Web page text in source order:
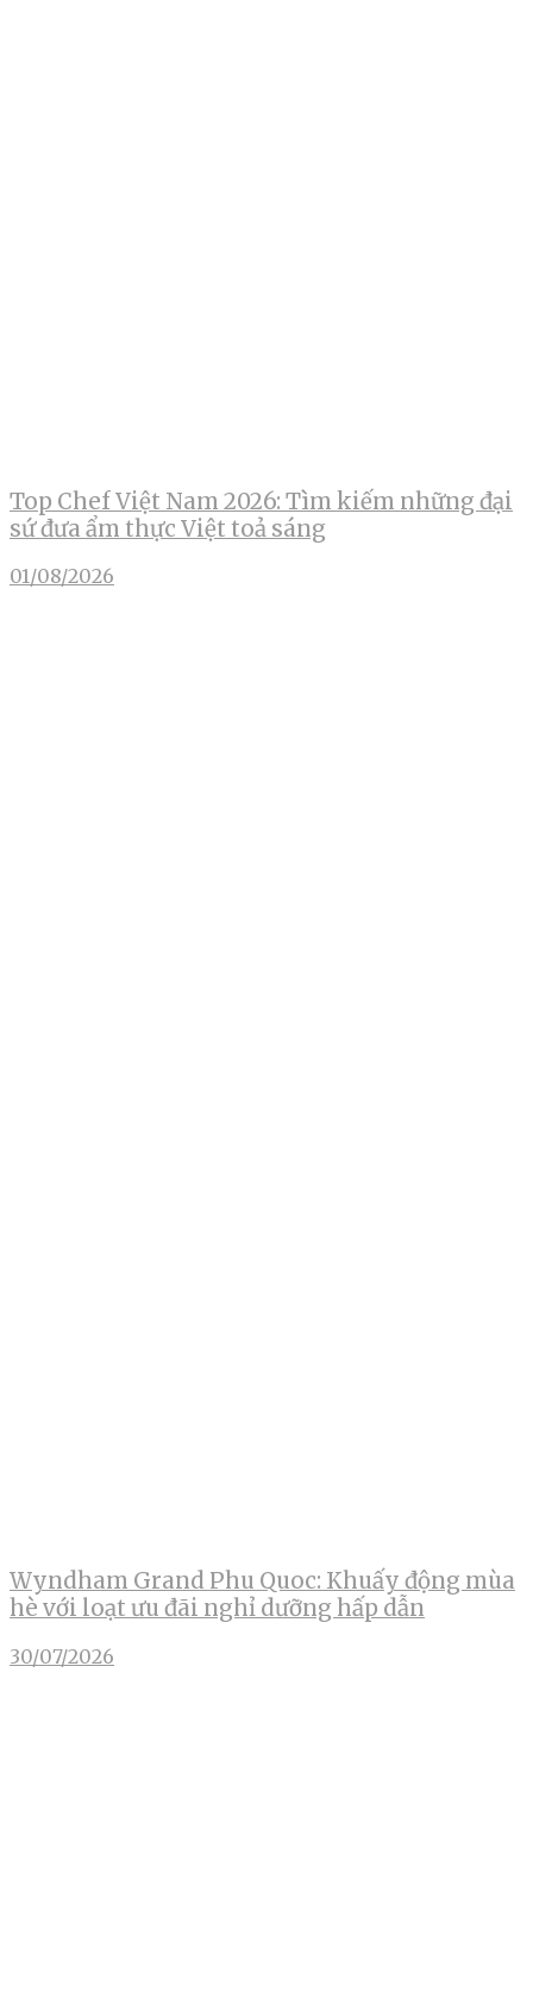
Top Chef Việt Nam 2026: Tìm kiếm những đại
sứ đưa ẩm thực Việt toả sáng
01/08/2026
Wyndham Grand Phu Quoc: Khuấy động mùa
hè với loạt ưu đãi nghỉ dưỡng hấp dẫn
30/07/2026